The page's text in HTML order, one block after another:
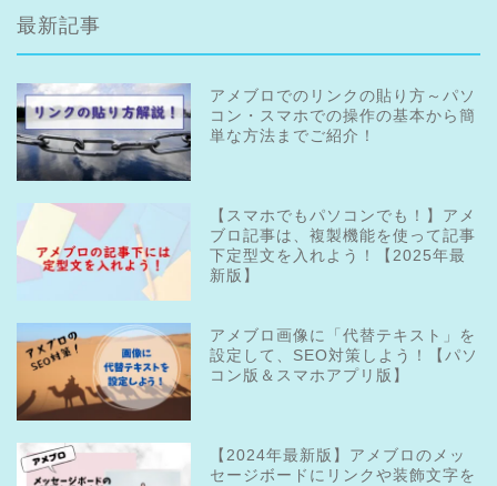
最新記事
アメブロでのリンクの貼り方～パソ
コン・スマホでの操作の基本から簡
単な方法までご紹介！
【スマホでもパソコンでも！】アメ
ブロ記事は、複製機能を使って記事
下定型文を入れよう！【2025年最
新版】
アメブロ画像に「代替テキスト」を
設定して、SEO対策しよう！【パソ
コン版＆スマホアプリ版】
【2024年最新版】アメブロのメッ
セージボードにリンクや装飾文字を